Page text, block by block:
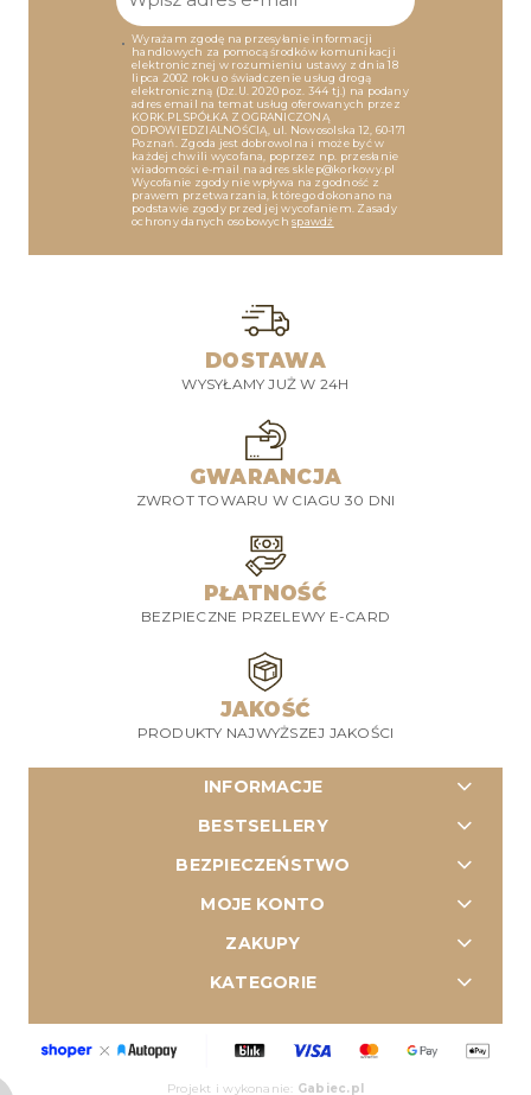
Wyrażam zgodę na przesyłanie informacji
handlowych za pomocą środków komunikacji
elektronicznej w rozumieniu ustawy z dnia 18
lipca 2002 roku o świadczenie usług drogą
elektroniczną (Dz.U. 2020 poz. 344 tj.) na podany
adres email na temat usług oferowanych przez
KORK.PL SPÓŁKA Z OGRANICZONĄ
ODPOWIEDZIALNOŚCIĄ, ul. Nowosolska 12, 60-171
Poznań. Zgoda jest dobrowolna i może być w
każdej chwili wycofana, poprzez np. przesłanie
wiadomości e-mail na adres sklep@korkowy.pl
Wycofanie zgody nie wpływa na zgodność z
prawem przetwarzania, którego dokonano na
podstawie zgody przed jej wycofaniem. Zasady
ochrony danych osobowychspawdź
DOSTAWA
WYSYŁAMY JUŻ W 24H
GWARANCJA
ZWROT TOWARU W CIAGU 30 DNI
PŁATNOŚĆ
BEZPIECZNE PRZELEWY E-CARD
JAKOŚĆ
PRODUKTY NAJWYŻSZEJ JAKOŚCI
INFORMACJE
BESTSELLERY
BEZPIECZEŃSTWO
MOJE KONTO
ZAKUPY
KATEGORIE
Projekt i wykonanie: Gabiec.pl